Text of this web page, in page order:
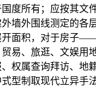
度所有；应按其文
墙外围线测定的各
开面积，对于房子
易、旅逛、文娱用
权属查询拜访、地
型制取现代立异手